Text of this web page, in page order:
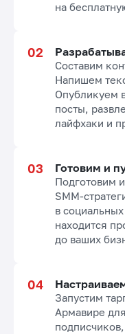
на
Составим
Напишем
Опубликуем
посты,
лайфхаки и
Готовим и
Подготовим
SMM-
в
находится
до ваших
Запустим
Армавире